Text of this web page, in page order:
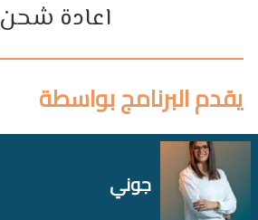
اعادة شحن
يقدم البرنامج بواسطة
جوني